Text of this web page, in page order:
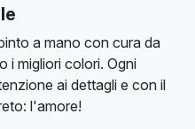
a mano con cura da
i migliori colori. Ogni
ai dettagli e con il
l'amore!